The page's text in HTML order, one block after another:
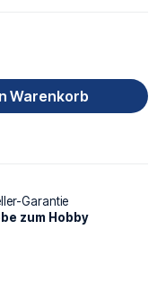
Wert
Warenkorb
Garantie
zum Hobby